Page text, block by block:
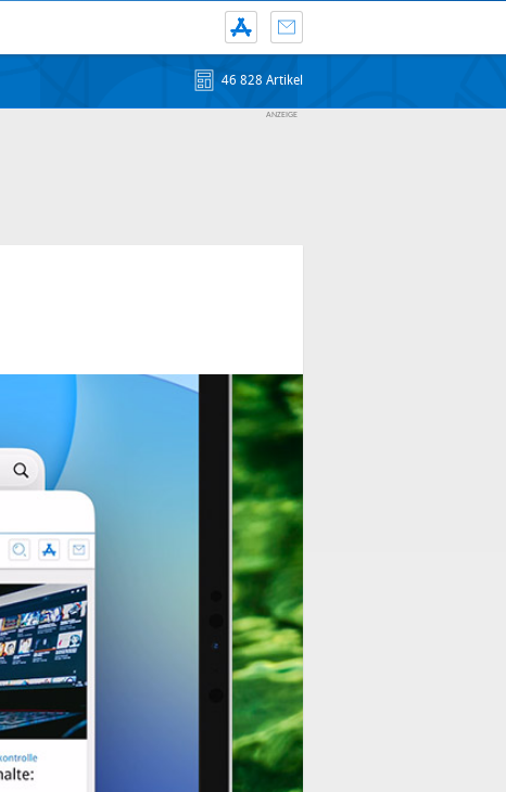
46 828 Artikel